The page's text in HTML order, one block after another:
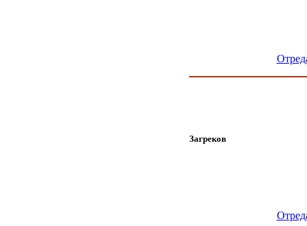
Загреков